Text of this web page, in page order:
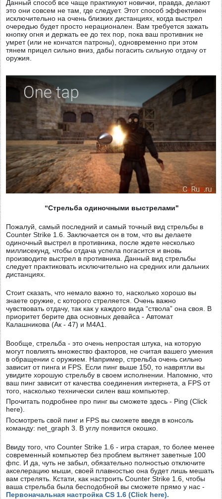
Данный способ все чаще практикуют новички, правда, делают
это они совсем не там, где следует. Этот способ эффективен
исключительно на очень близких дистанциях, когда выстрел
очередью будет просто нерационален. Вам требуется зажать
кнопку огня и держать ее до тех пор, пока ваш противник не
умрет (или не кончатся патроны), одновременно при этом
тянем прицел сильно вниз, дабы погасить сильную отдачу от
оружия.
“Стрельба одиночными выстрелами"
Пожалуй, самый последний и самый точный вид стрельбы в
Counter Strike 1.6. Заключается он в том, что вы делаете
одиночный выстрел в противника, после ждете несколько
миллисекунд, чтобы отдача успела погасится и вновь
производите выстрел в противника. Данный вид стрельбы
следует практиковать исключительно на средних или дальних
дистанциях.
Стоит сказать, что немало важно то, насколько хорошо вы
знаете оружие, с которого стреляется. Очень важно
чувствовать отдачу, так как у каждого вида “ствола” она своя. В
приоритет берите два основных девайса - Автомат
Калашникова (Ак - 47) и М4А1.
Вообще, стрельба - это очень непростая штука, на которую
могут повлиять множество факторов, не считая вашего умения
в обращении с оружием. Например, стрельба очень сильно
зависит от пинга и FPS. Если пинг выше 150, то наврятли вы
увидите хорошую стрельбу в своем исполнении. Напомню, что
ваш пинг зависит от качества соединения интернета, а FPS от
того, насколько технически силен ваш компьютер.
Прочитать подробнее про пинг вы сможете здесь - Ping (Click
here).
Посмотреть свой пинг и FPS вы сможете введя в консоль
команду: net_graph 3. В углу появится окошко.
Ввиду того, что Counter Strike 1.6 - игра старая, то более менее
современный компьютер без проблем вытянет заветные 100
фпс. И да, чуть не забыл, обязательно полностью отключите
акселерацию мыши, своей плавностью она будет лишь мешать
вам стрелять. Кстати, как настроить Counter Strike 1.6, чтобы
ваша стрельба была бесподобной вы сможете прямо у нас -
Первоначальная настройка CS 1.6 (Click here).